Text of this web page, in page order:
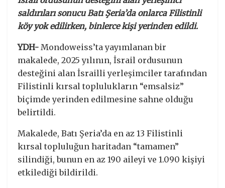
saldırıları sonucu Batı Şeria’da onlarca Filistinli
köy yok edilirken, binlerce kişi yerinden edildi.
YDH- Mondoweiss’ta yayımlanan bir
makalede, 2025 yılının, İsrail ordusunun
desteğini alan İsrailli yerleşimciler tarafından
Filistinli kırsal toplulukların “emsalsiz”
biçimde yerinden edilmesine sahne olduğu
belirtildi.
Makalede, Batı Şeria’da en az 13 Filistinli
kırsal topluluğun haritadan “tamamen”
silindiği, bunun en az 190 aileyi ve 1.090 kişiyi
etkilediği bildirildi.